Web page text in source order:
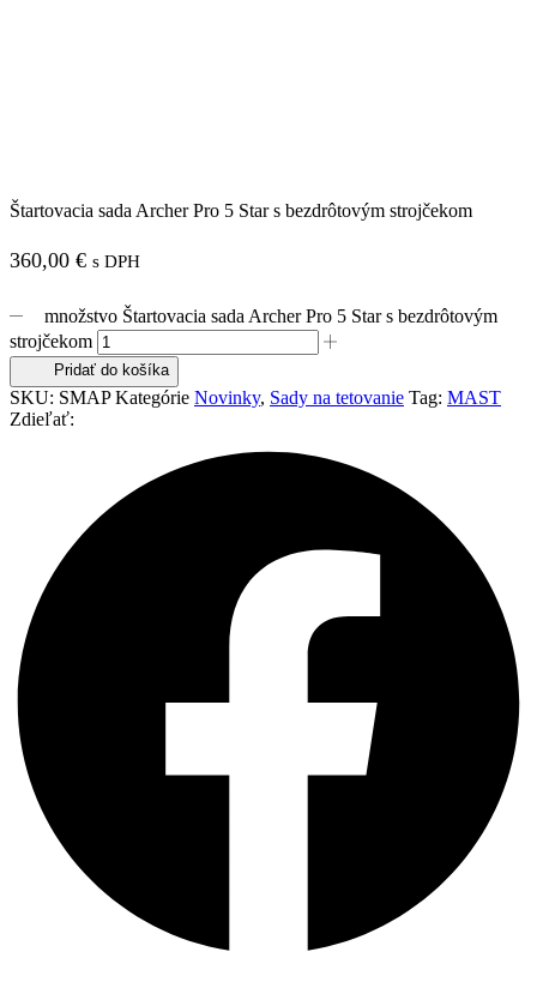
Štartovacia sada Archer Pro 5 Star s bezdrôtovým strojčekom
360,00 € s DPH
množstvo Štartovacia sada Archer Pro 5 Star s bezdrôtovým
strojčekom
Pridať do košíka
SKU: SMAPKategórie Novinky, Sady na tetovanie Tag: MAST
Zdieľať: